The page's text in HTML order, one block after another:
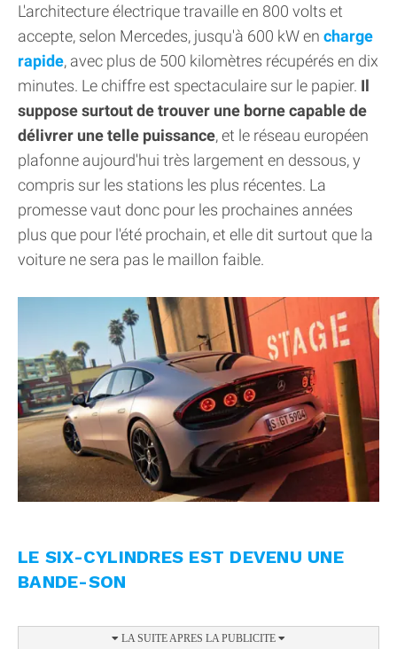
L'architecture électrique travaille en 800 volts et
accepte, selon Mercedes, jusqu'à 600 kW en charge
rapide, avec plus de 500 kilomètres récupérés en dix
minutes. Le chiffre est spectaculaire sur le papier. Il
suppose surtout de trouver une borne capable de
délivrer une telle puissance, et le réseau européen
plafonne aujourd'hui très largement en dessous, y
compris sur les stations les plus récentes. La
promesse vaut donc pour les prochaines années
plus que pour l'été prochain, et elle dit surtout que la
voiture ne sera pas le maillon faible.
LE SIX-CYLINDRES EST DEVENU UNE
BANDE-SON